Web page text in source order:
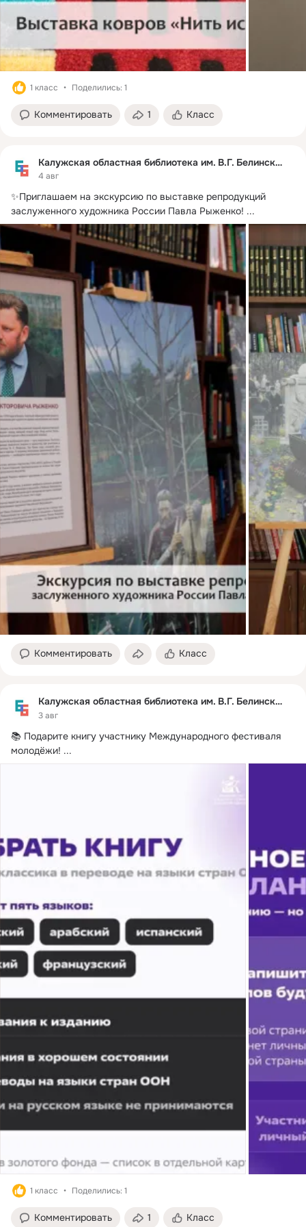
1 класс Поделились: 1
Комментировать 1 Класс
Калужская областная библиотека им. В.Г. Белинского
4 авг
✨Приглашаем на экскурсию по выставке репродукций
заслуженного художника России Павла Рыженко! ...
Комментировать Класс
Калужская областная библиотека им. В.Г. Белинского
3 авг
📚 Подарите книгу участнику Международного фестиваля
молодёжи! ...
1 класс Поделились: 1
Комментировать 1 Класс